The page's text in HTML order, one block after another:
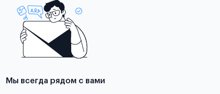
Мы всегда рядом с вами